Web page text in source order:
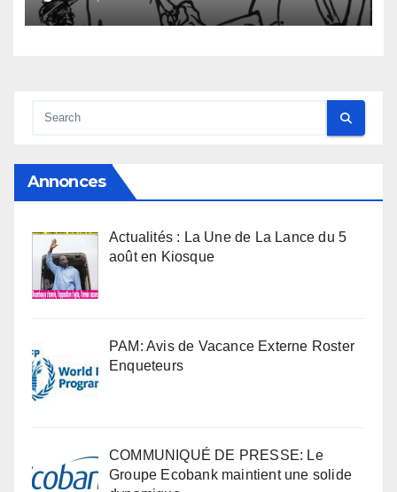
Annonces
Actualités : La Une de La Lance du 5
août en Kiosque
PAM: Avis de Vacance Externe Roster
Enqueteurs
COMMUNIQUÉ DE PRESSE: Le
Groupe Ecobank maintient une solide